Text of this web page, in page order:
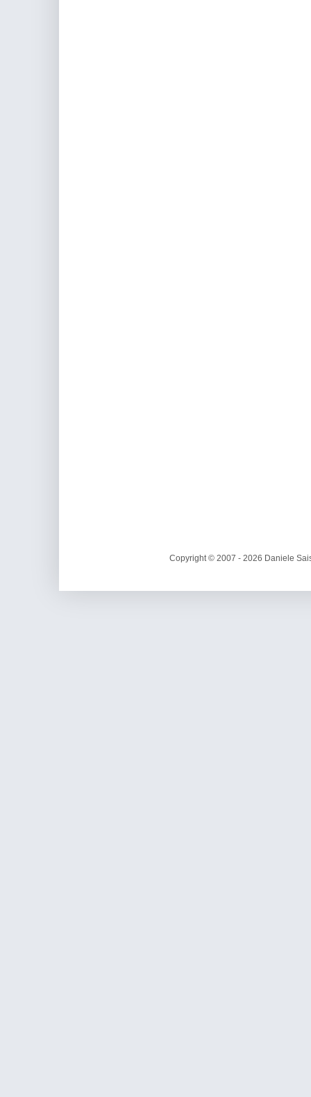
Copyright © 2007 - 2026 Daniele